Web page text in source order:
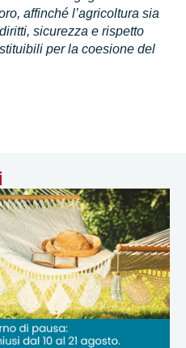
affinché l’agricoltura sia
sicurezza e rispetto
per la coesione del